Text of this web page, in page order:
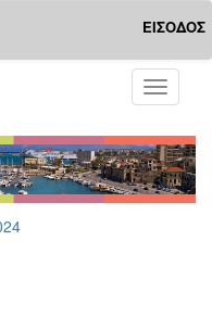
ΕΙΣΟΔΟΣ
Toggle